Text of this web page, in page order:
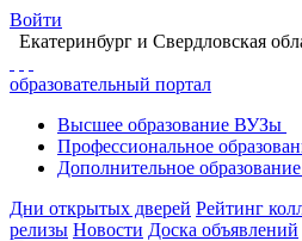
Войти
Екатеринбург и Свердловская
образовательный портал
Высшее образование ВУЗы
Профессиональное
Дополнительное образование
Дни открытых дверей Рейтинг
релизы Новости Доска объявлений